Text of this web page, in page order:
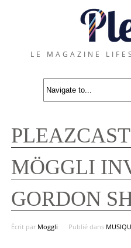
LE MAGAZINE
MÖGGLI
GORDON
Écrit par Moggli Publié dans